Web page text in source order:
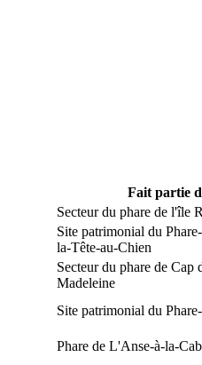
Fait partie
Secteur du phare de l'île
Site patrimonial du
la-Tête-au-Chien
Secteur du phare de Cap
Madeleine
Site patrimonial du
Phare de L'Anse-à-la-